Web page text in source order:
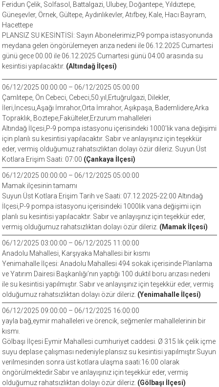
Feridun Çelik, Solfasol, Battalgazi, Ulubey, Doğantepe, Yıldıztepe,
Güneşevler, Örnek, Gültepe, Aydınlıkevler, Atıfbey, Kale, Hacı Bayram,
Hacettepe
PLANSIZ SU KESİNTİSİ: Sayın Abonelerimiz;P9 pompa istasyonunda
meydana gelen öngörülemeyen arıza nedeni ile 06.12.2025 Cumartesi
günü gece 00.00 ile 06.12.2025 Cumartesi günü 04:00 arasında su
kesintisi yapılacaktır. (Altındağ İlçesi)
06/12/2025 00:00:00 – 06/12/2025 05:00:00
Çamlıtepe, Ön Cebeci, Cebeci,50.yıl,Ertuğrulgazi, Dilekler,
İleri,İncesu,Aşağı İmrahor,Orta İmrahor, Aşıkpaşa, Bademlidere,Arka
Topraklık, Boztepe,Fakülteler,Erzurum mahalleleri
Altındağ İlçesi,P-9 pompa istasyonu içerisindeki 1000’lik vana değişimi
için planlı su kesintisi yapılacaktır. Sabır ve anlayışınız için teşekkür
eder, vermiş olduğumuz rahatsızlıktan dolayı özür dileriz. Suyun Üst
Kotlara Erişim Saati: 07:00 (Çankaya İlçesi)
06/12/2025 00:00:00 – 06/12/2025 05:00:00
Mamak ilçesinin tamamı
Suyun Üst Kotlara Erişim Tarih ve Saati: 07.12.2025-22:00 Altındağ
İlçesi,P-9 pompa istasyonu içerisindeki 1000lik vana değişimi için
planlı su kesintisi yapılacaktır. Sabır ve anlayışınız için teşekkür eder,
vermiş olduğumuz rahatsızlıktan dolayı özür dileriz. (Mamak İlçesi)
06/12/2025 03:00:00 – 06/12/2025 11:00:00
Anadolu Mahallesi, Karşıyaka Mahallesi bir kısmı
Yenimahalle İlçesi: Anadolu Mahallesi 494 sokak içerisinde Planlama
ve Yatırım Dairesi Başkanlığı’nın yaptığı 100 duktil boru arızası nedeni
ile su kesintisi yapılmıştır. Sabır ve anlayışınız için teşekkür eder, vermiş
olduğumuz rahatsızlıktan dolayı özür dileriz. (Yenimahalle İlçesi)
06/12/2025 09:00:00 – 06/12/2025 16:00:00
yayla bağ,eymir mahalleleri ve örencik, seğmenler mahallelerinin bir
kısmı.
Gölbaşı İlçesi Eymir Mahallesi cumhuriyet caddesi. Ø 315 lık çelik içme
suyu deplase çalışması nedeniyle plansız su kesintisi yapılmıştır.Suyun
verilmesinden sonra üst kotlara ulaşma saati:16:00 olarak
öngörülmektedir.Sabır ve anlayışınız için teşekkür eder, vermiş
olduğumuz rahatsızlıktan dolayı özür dileriz. (Gölbaşı İlçesi)